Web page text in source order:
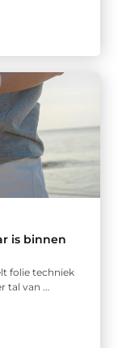
is binnen
folie techniek
tal van ...